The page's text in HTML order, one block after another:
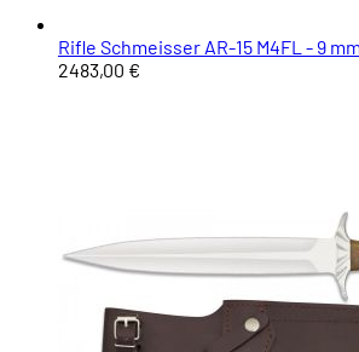
Rifle Schmeisser AR-15 M4FL - 9
2483,00 €